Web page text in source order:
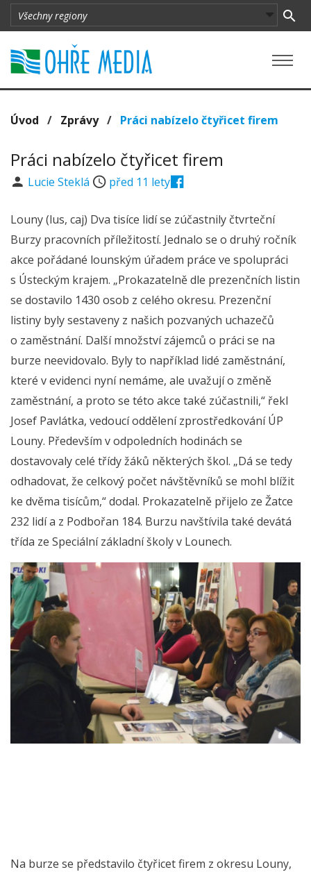
Úvod / Zprávy/ Práci nabízelo čtyřicet firem
Práci nabízelo čtyřicet firem
Lucie Steklá před 11 lety
Louny (lus, caj) Dva tisíce lidí se zúčastnily čtvrteční
Burzy pracovních příležitostí. Jednalo se o druhý ročník
akce pořádané lounským úřadem práce ve spolupráci
s Ústeckým krajem. „Prokazatelně dle prezenčních listin
se dostavilo 1430 osob z celého okresu. Prezenční
listiny byly sestaveny z našich pozvaných uchazečů
o zaměstnání. Další množství zájemců o práci se na
burze neevidovalo. Byly to například lidé zaměstnání,
které v evidenci nyní nemáme, ale uvažují o změně
zaměstnání, a proto se této akce také zúčastnili,“ řekl
Josef Pavlátka, vedoucí oddělení zprostředkování ÚP
Louny. Především v odpoledních hodinách se
dostavovaly celé třídy žáků některých škol. „Dá se tedy
odhadovat, že celkový počet návštěvníků se mohl blížit
ke dvěma tisícům,“ dodal. Prokazatelně přijelo ze Žatce
232 lidí a z Podbořan 184. Burzu navštívila také devátá
třída ze Speciální základní školy v Lounech.
Na burze se představilo čtyřicet firem z okresu Louny,